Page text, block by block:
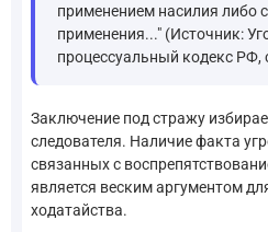
применением насилия либо с
применения..." (Источник:
процессуальный кодекс РФ,
Заключение под стражу
следователя. Наличие факта
связанных с
является веским аргументом
ходатайства.